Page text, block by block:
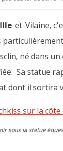
Ille-et-Vilaine,
né dans
Sa statue
dont il sortira
sous la statue